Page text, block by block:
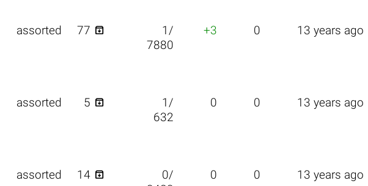
assorted 77 
1/
7880
+3 0 13 years ago
assorted 5 
1/
632
0 0 13 years ago
assorted 14 
0/
0 0 13 years ago